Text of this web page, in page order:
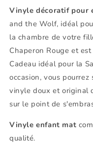
Vinyle décoratif pour
and the Wolf, idéal
la chambre de votre
Chaperon Rouge et
Cadeau idéal pour la
occasion, vous
vinyle doux et original
sur le point de
Vinyle enfant mat
qualité.